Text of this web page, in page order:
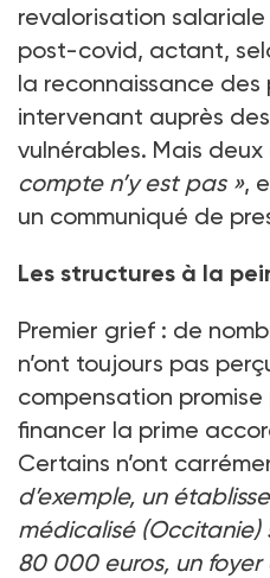
revalorisation
post-covid, actant,
la reconnaissance des
intervenant auprès
vulnérables. Mais
compte n’y est pas »,
un communiqué de
Les structures à la
Premier grief : de
n’ont toujours pas
compensation promise
financer la prime
Certains n’ont
d’exemple, un
médicalisé
80 000 euros, un foyer